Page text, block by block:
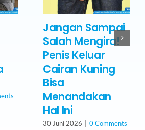
Jangan Sampai
Salah Mengira!
Penis Keluar
Cairan Kuning
Bisa
Menandakan
Hal Ini
30 Juni 2026 0 Comments